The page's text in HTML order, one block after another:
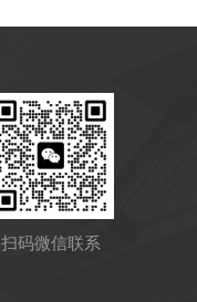
扫码微信联系